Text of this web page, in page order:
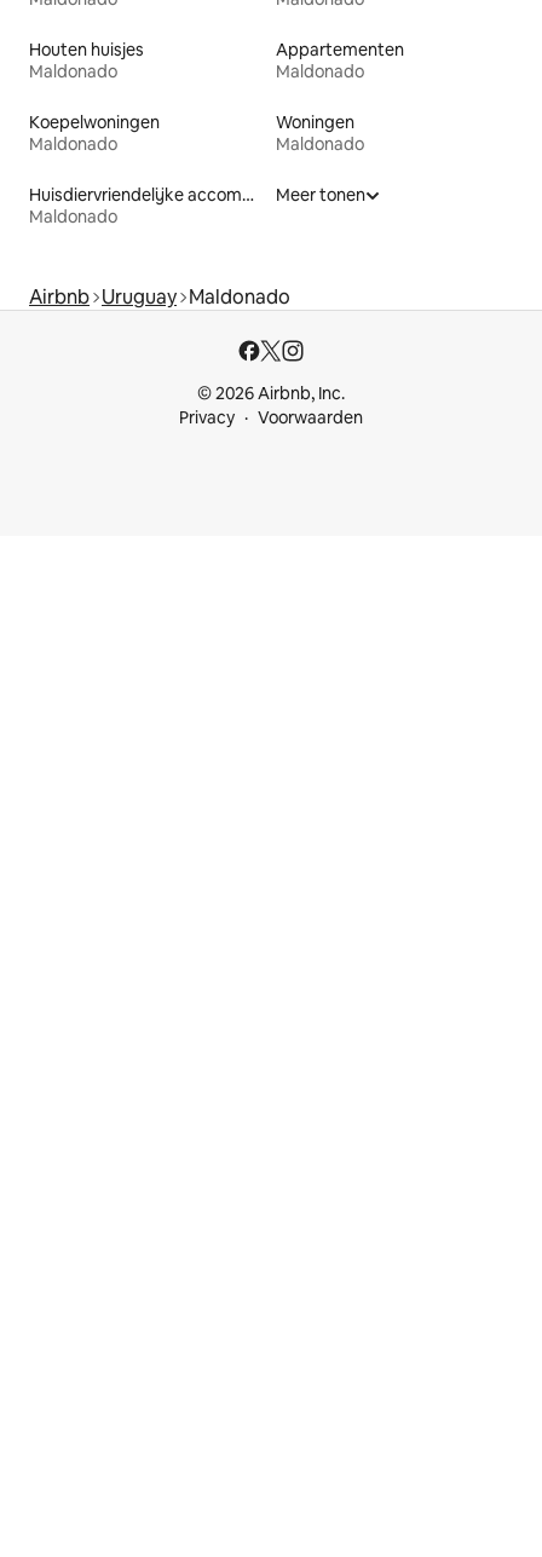
Houten huisjes
Maldonado
Appartementen
Maldonado
Koepelwoningen
Maldonado
Woningen
Maldonado
Huisdiervriendelijke accommodaties
Maldonado
Meer tonen
Airbnb Uruguay Maldonado
© 2026 Airbnb, Inc.
Privacy
Voorwaarden